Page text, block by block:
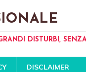
DISTURBI,
DISCLAIMER